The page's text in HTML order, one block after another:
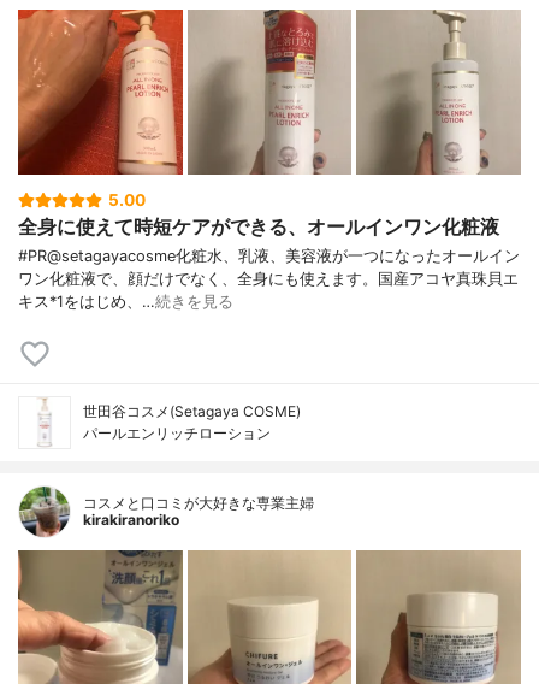
5.00
全身に使えて時短ケアができる、オールインワン化粧液
#PR@setagayacosme化粧水、乳液、美容液が一つになったオールイン
ワン化粧液で、顔だけでなく、全身にも使えます。国産アコヤ真珠貝エ
キス*1をはじめ、…続きを見る
世田谷コスメ(Setagaya COSME)
パールエンリッチローション
コスメと口コミが大好きな専業主婦
kirakiranoriko